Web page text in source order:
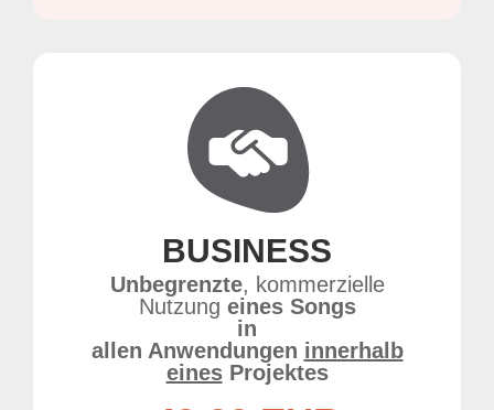
BUSINESS
Unbegrenzte, kommerzielle
Nutzung eines Songs
in
allen Anwendungen innerhalb
einesProjektes